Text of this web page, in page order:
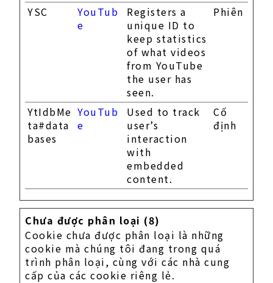
YSC
YouTub
e
Registers a
unique ID to
keep statistics
of what videos
from YouTube
the user has
seen.
Phiên
YtIdbMe
ta#data
bases
YouTub
e
Used to track
user’s
interaction
with
embedded
content.
Cố
định
Chưa được phân loại (8)
Cookie chưa được phân loại là những
cookie mà chúng tôi đang trong quá
trình phân loại, cùng với các nhà cung
cấp của các cookie riêng lẻ.